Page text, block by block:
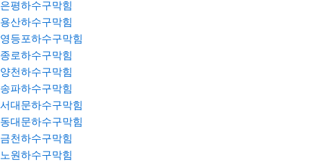
은평하수구막힘
용산하수구막힘
영등포하수구막힘
종로하수구막힘
양천하수구막힘
송파하수구막힘
서대문하수구막힘
동대문하수구막힘
금천하수구막힘
노원하수구막힘